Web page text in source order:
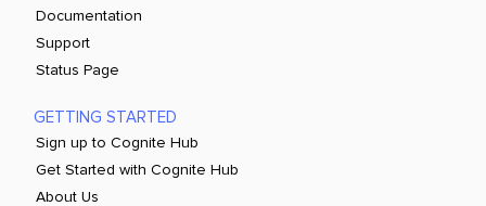
Documentation
Support
Status Page
GETTING STARTED
Sign up to Cognite Hub
Get Started with Cognite Hub
About Us